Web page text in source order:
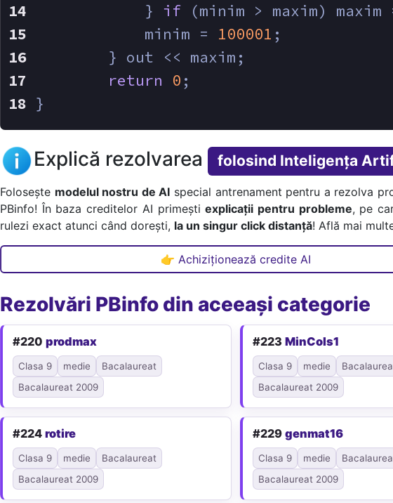
	    }
if (minim > maxim) maxim
	    minim =
100001 ;
	} out << maxim;
return
0 ;
}
Explică rezolvarea folosind Inteligența
Folosește modelul nostru de AI special antrenament pentru a rezolva
PBinfo! În baza creditelor AI primeștiexplicații pentru probleme, pe
rulezi exact atunci când dorești, la un singur click distanță! Află mai
👉 Achiziționează credite AI
Rezolvări PBinfo din aceeași categorie
#220 prodmax
Clasa 9 medie
Bacalaureat
Bacalaureat 2009
#223 MinCols1
Clasa 9 medie
Bacalaureat 2009
#224 rotire
Clasa 9 medie
Bacalaureat
Bacalaureat 2009
#229 genmat16
Clasa 9 medie
Bacalaureat 2009